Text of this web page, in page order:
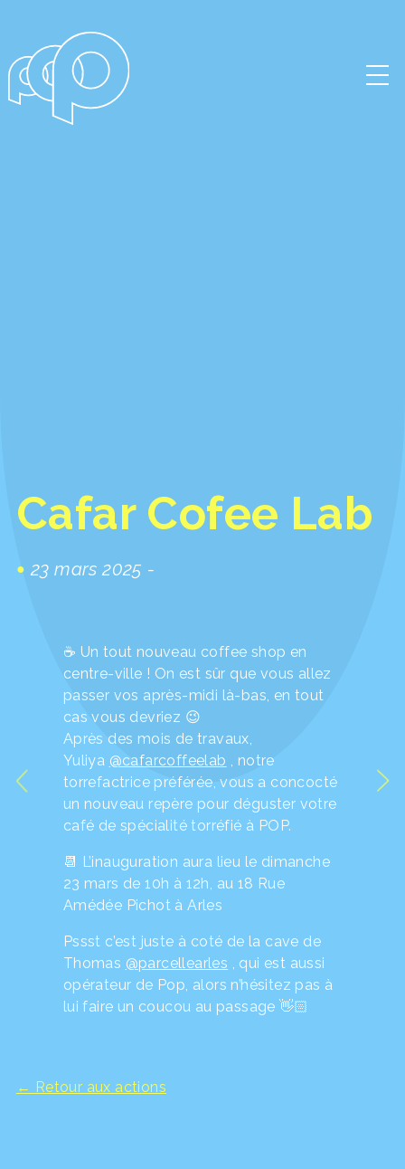
Cafar Cofee Lab
23 mars 2025 -
☕️ Un tout nouveau coffee shop en
centre-ville ! On est sûr que vous allez
passer vos après-midi là-bas, en tout
cas vous devriez 😉
Après des mois de travaux,
Yuliya @cafarcoffeelab , notre
torrefactrice préférée, vous a concocté
un nouveau repère pour déguster votre
café de spécialité torréfié à POP.
📆 L’inauguration aura lieu le dimanche
23 mars de 10h à 12h, au 18 Rue
Amédée Pichot à Arles
Pssst c’est juste à coté de la cave de
Thomas @parcellearles , qui est aussi
opérateur de Pop, alors n’hésitez pas à
lui faire un coucou au passage 👋🏻
← Retour aux actions